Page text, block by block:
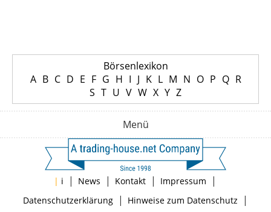
Börsenlexikon
A B C D E F G H I J K L M N O P Q R
S T U V W X Y Z
Menü
| i | News | Kontakt | Impressum |
Datenschutzerklärung| Hinweise zum Datenschutz |